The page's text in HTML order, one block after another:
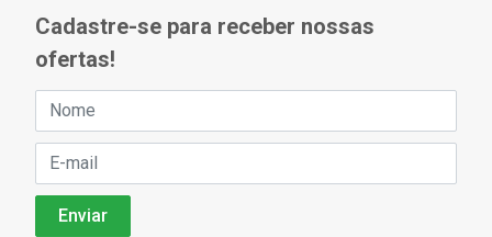
Cadastre-se para receber nossas
ofertas!